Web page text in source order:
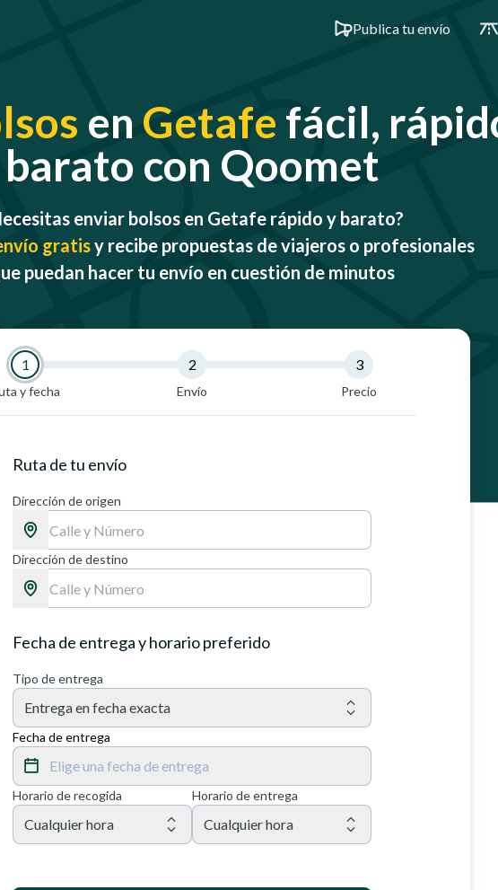
Publica tu envío
en Getafe fácil,
barato con Qoomet
enviar bolsos en Getafe rápido y barato?
gratisy recibe propuestas de viajeros o profesionales
puedan hacer tu envío en cuestión de minutos
1
y fecha
2
Envío
3
Precio
Ruta de tu envío
Dirección de origen
Dirección de destino
Fecha de entrega y horario preferido
Tipo de entrega
Entrega en fecha exacta
Fecha de entrega
Elige una fecha de entrega
Horario de recogida
Cualquier hora
Horario de entrega
Cualquier hora